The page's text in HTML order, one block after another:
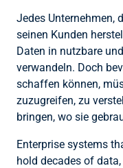
Jedes Unternehmen,
seinen Kunden
Daten in nutzbare
verwandeln. Doch
schaffen können,
zuzugreifen, zu
bringen, wo sie
Enterprise systems
hold decades of